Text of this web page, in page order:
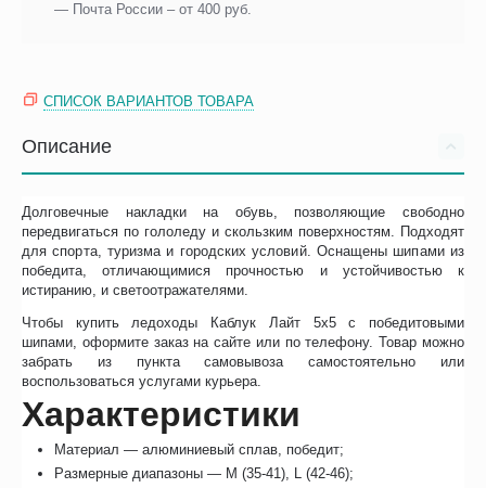
— Почта России – от 400 руб.
СПИСОК ВАРИАНТОВ ТОВАРА
Описание
Долговечные накладки на обувь, позволяющие свободно
передвигаться по гололеду и скользким поверхностям. Подходят
для спорта, туризма и городских условий. Оснащены шипами из
победита, отличающимися прочностью и устойчивостью к
истиранию, и светоотражателями.
Чтобы купить ледоходы Каблук Лайт 5х5 с победитовыми
шипами, оформите заказ на сайте или по телефону. Товар можно
забрать из пункта самовывоза самостоятельно или
воспользоваться услугами курьера.
Характеристики
Материал — алюминиевый сплав, победит;
Размерные диапазоны — М (35-41), L (42-46);